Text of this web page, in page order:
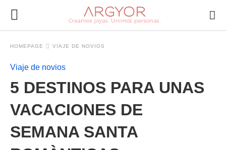
HOMEPAGE VIAJE DE NOVIOS
Viaje de novios
5 DESTINOS PARA UNAS
VACACIONES DE
SEMANA SANTA